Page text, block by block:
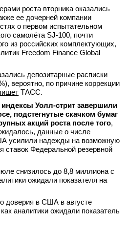
роста вторника оказались
ее дочерней компании
о первом испытательном
самолёта SJ-100, почти
из российских комплектующих,
Freedom Finance Global
депозитарные расписки
вероятно, по причине коррекции
ТАСС.
Уолл-стрит завершили
подстегнутые скачком бумаг
акций роста после того,
данные о числе
усилили надежды на возможную
ставок Федеральной резервной
снизилось до 8,8 миллиона с
ожидали показателя на
доверия в США в августе
аналитики ожидали показатель